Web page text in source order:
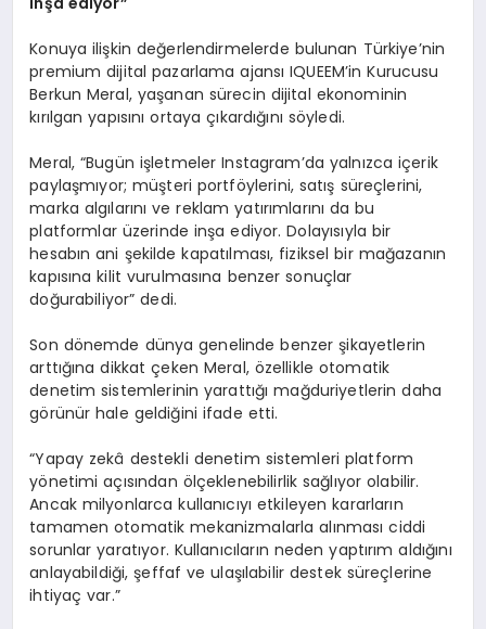
Konuya ilişkin değerlendirmelerde bulunan Türkiye’nin
premium dijital pazarlama ajansı IQUEEM’in Kurucusu
Berkun Meral, yaşanan sürecin dijital ekonominin
kırılgan yapısını ortaya çıkardığını söyledi.
Meral, “Bugün işletmeler Instagram’da yalnızca içerik
paylaşmıyor; müşteri portföylerini, satış süreçlerini,
marka algılarını ve reklam yatırımlarını da bu
platformlar üzerinde inşa ediyor. Dolayısıyla bir
hesabın ani şekilde kapatılması, fiziksel bir mağazanın
kapısına kilit vurulmasına benzer sonuçlar
doğurabiliyor” dedi.
Son dönemde dünya genelinde benzer şikayetlerin
arttığına dikkat çeken Meral, özellikle otomatik
denetim sistemlerinin yarattığı mağduriyetlerin daha
görünür hale geldiğini ifade etti.
“Yapay zekâ destekli denetim sistemleri platform
yönetimi açısından ölçeklenebilirlik sağlıyor olabilir.
Ancak milyonlarca kullanıcıyı etkileyen kararların
tamamen otomatik mekanizmalarla alınması ciddi
sorunlar yaratıyor. Kullanıcıların neden yaptırım aldığını
anlayabildiği, şeffaf ve ulaşılabilir destek süreçlerine
ihtiyaç var.”